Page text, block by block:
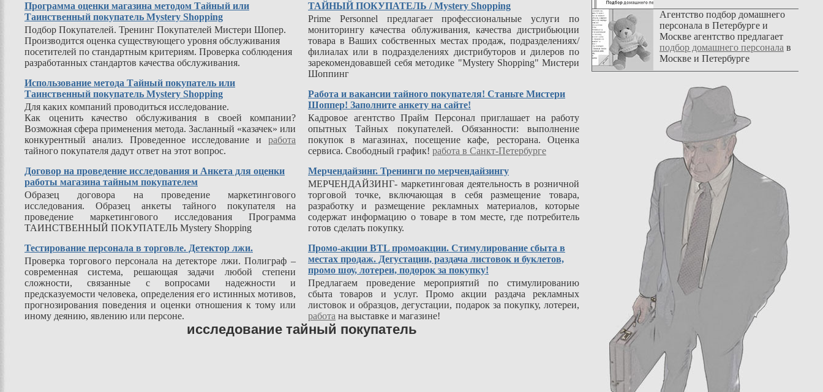
Программа оценки магазина методом Тайный или
Таинственный покупатель Mystery Shopping
Подбор Покупателей. Тренинг Покупателей Мистери Шопер.
Производится оценка существующего уровня обслуживания
посетителей по стандартным критериям. Проверка соблюдения
разработанных стандартов качества обслуживания.
Использование метода Тайный покупатель или
Таинственный покупатель Mystery Shopping
Для каких компаний проводиться исследование.
Как оценить качество обслуживания в своей компании?
Возможная сфера применения метода. Засланный «казачек» или
конкурентный анализ. Проведенное исследование и работа
тайного покупателя дадут ответ на этот вопрос.
Договор на проведение исследования и Анкета для оценки
работы магазина тайным покупателем
Образец договора на проведение маркетингового
исследования. Образец анкеты тайного покупателя на
проведение маркетингового исследования Программа
ТАИНСТВЕННЫЙ ПОКУПАТЕЛЬ Mystery Shopping
Тестирование персонала в торговле. Детектор лжи.
Проверка торгового персонала на детекторе лжи. Полиграф –
современная система, решающая задачи любой степени
сложности, связанные с вопросами надежности и
предсказуемости человека, определения его истинных мотивов,
прогнозирования поведения и оценки отношения к тому или
иному деянию, явлению или персоне.
ТАЙНЫЙ ПОКУПАТЕЛЬ / Mystery Shopping
Prime Personnel предлагает профессиональные услуги по
мониторингу качества облуживания, качества дистрибьюции
товара в Ваших собственных местах продаж, подразделениях/
филиалах или в подразделениях дистрибуторов и дилеров по
зарекомендовавшей себя методике "Mystery Shopping" Мистери
Шоппинг
Работа и вакансии тайного покупателя! Станьте Мистери
Шоппер! Заполните анкету на сайте!
Кадровое агентство Прайм Персонал приглашает на работу
опытных Тайных покупателей. Обязанности: выполнение
покупок в магазинах, посещение кафе, ресторана. Оценка
сервиса. Свободный график! работа в Санкт-Петербурге
Мерчендайзинг. Тренинги по мерчендайзингу
МЕРЧЕНДАЙЗИНГ- маркетинговая деятельность в розничной
торговой точке, включающая в себя размещение товара,
разработку и размещение рекламных материалов, которые
содержат информацию о товаре в том месте, где потребитель
готов сделать покупку.
Промо-акции BTL промоакции. Стимулирование сбыта в
местах продаж. Дегустации, раздача листовок и буклетов,
промо шоу, лотереи, подорок за покупку!
Предлагаем проведение мероприятий по стимулированию
сбыта товаров и услуг. Промо акции раздача рекламных
листовок и образцов, дегустации, подарок за покупку, лотереи,
работа на выставке и магазине!
исследование тайный покупатель
Агентство подбор домашнего
персонала в Петербурге и
Москве агентство предлагает
подбор домашнего персонала в
Москве и Петербурге